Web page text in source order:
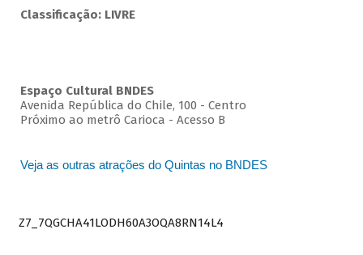
Classificação: LIVRE
Espaço Cultural BNDES
Avenida República do Chile, 100 - Centro
Próximo ao metrô Carioca - Acesso B
Veja as outras atrações do Quintas no BNDES
Z7_7QGCHA41LODH60A3OQA8RN14L4